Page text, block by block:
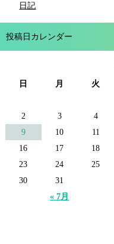
日記
投稿日カレンダー
日 月 火
« 7月
2
3 4
9
10 11
16
17 18
23
24 25
30
31